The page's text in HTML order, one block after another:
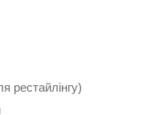
рестайлінгу)